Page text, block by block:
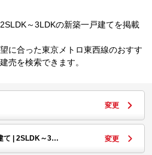
～3LDKの新築一戸建てを掲載
に合った東京メトロ東西線のおすす
売を検索できます。
変更
て | 2SLDK～3… 変更